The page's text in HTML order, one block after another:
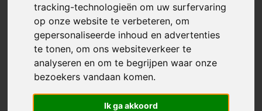
tracking-technologieën om uw surfervaring
op onze website te verbeteren, om
gepersonaliseerde inhoud en advertenties
te tonen, om ons websiteverkeer te
analyseren en om te begrijpen waar onze
bezoekers vandaan komen.
Ik ga akkoord